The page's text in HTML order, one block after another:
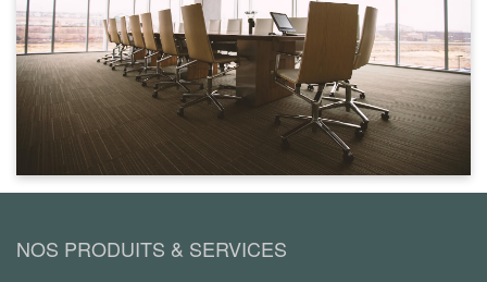
NOS PRODUITS & SERVICES